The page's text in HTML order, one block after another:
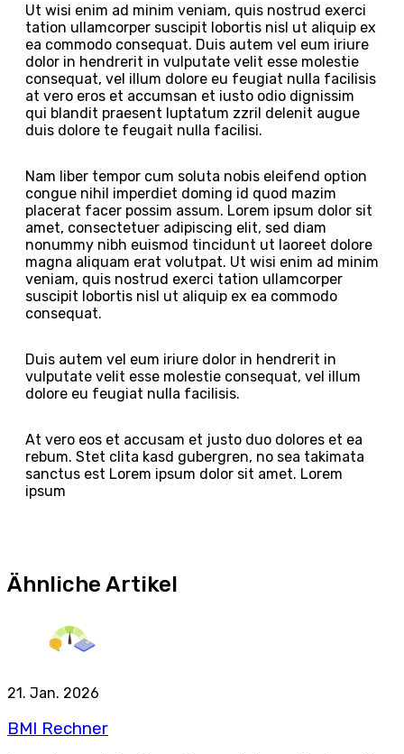
Ut wisi enim ad minim veniam, quis nostrud exerci
tation ullamcorper suscipit lobortis nisl ut aliquip ex
ea commodo consequat. Duis autem vel eum iriure
dolor in hendrerit in vulputate velit esse molestie
consequat, vel illum dolore eu feugiat nulla facilisis
at vero eros et accumsan et iusto odio dignissim
qui blandit praesent luptatum zzril delenit augue
duis dolore te feugait nulla facilisi.
Nam liber tempor cum soluta nobis eleifend option
congue nihil imperdiet doming id quod mazim
placerat facer possim assum. Lorem ipsum dolor sit
amet, consectetuer adipiscing elit, sed diam
nonummy nibh euismod tincidunt ut laoreet dolore
magna aliquam erat volutpat. Ut wisi enim ad minim
veniam, quis nostrud exerci tation ullamcorper
suscipit lobortis nisl ut aliquip ex ea commodo
consequat.
Duis autem vel eum iriure dolor in hendrerit in
vulputate velit esse molestie consequat, vel illum
dolore eu feugiat nulla facilisis.
At vero eos et accusam et justo duo dolores et ea
rebum. Stet clita kasd gubergren, no sea takimata
sanctus est Lorem ipsum dolor sit amet. Lorem
ipsum
Ähnliche Artikel
21. Jan. 2026
BMI Rechner